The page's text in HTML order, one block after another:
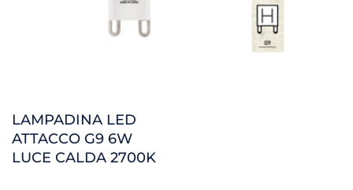
LAMPADINA LED
ATTACCO G9 6W
LUCE CALDA 2700K